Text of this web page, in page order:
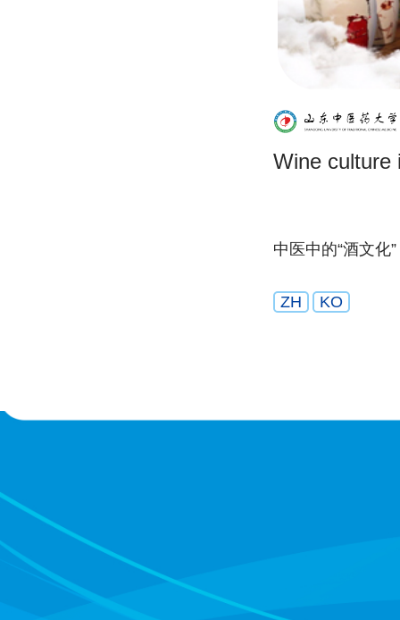
Wine culture
中医中的“酒文化”
ZH KO